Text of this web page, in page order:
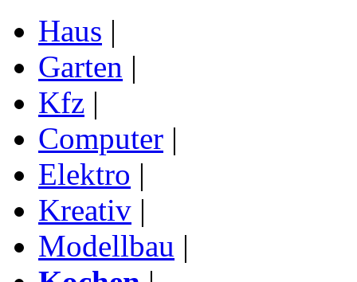
Haus |
Garten |
Kfz |
Computer |
Elektro |
Kreativ |
Modellbau |